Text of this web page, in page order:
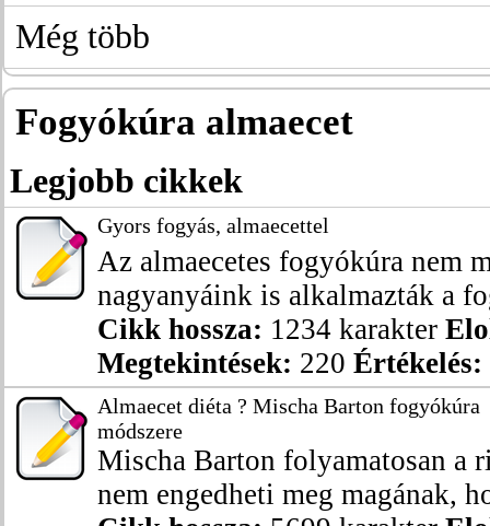
Még több
Fogyókúra almaecet
Legjobb cikkek
Gyors fogyás, almaecettel
Az almaecetes fogyókúra nem
nagyanyáink is alkalmazták a
Cikk hossza: 1234 karakter
Megtekintések: 220 Értékelés:
Almaecet diéta ? Mischa Barton fogyókúra
módszere
Mischa Barton folyamatosan a
nem engedheti meg magának,